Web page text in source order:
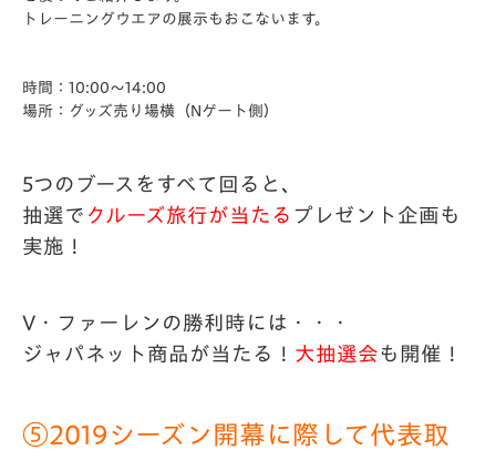
トレーニングウエアの展示もおこないます。
時間：10:00～14:00
場所：グッズ売り場横（Nゲート側）
5つのブースをすべて回ると、
抽選で クルーズ旅行が当たる プレゼント企画も
実施！
V・ファーレンの勝利時には・・・
ジャパネット商品が当たる！ 大抽選会も開催！
⑤2019シーズン開幕に際して代表取